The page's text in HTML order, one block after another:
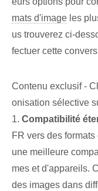
mats d'image les
us trouverez ci-
fectuer cette
Contenu exclusif -
onisation sélective
1. Compatibilité
FR vers des
une meilleure
mes et d'appareils.
des images dans